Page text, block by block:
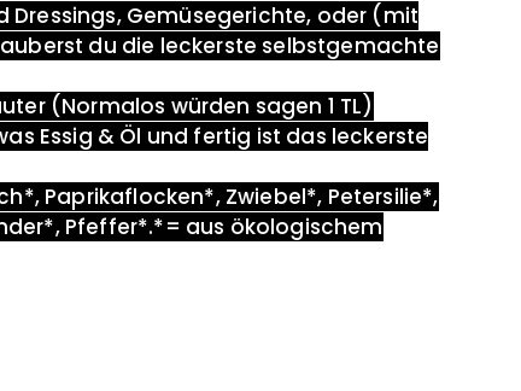
Dressings, Gemüsegerichte, oder (mit
du die leckerste selbstgemachte
(Normalos würden sagen 1 TL)
Essig & Öl und fertig ist das leckerste
Paprikaflocken*, Zwiebel*, Petersilie*,
Pfeffer*.*= aus ökologischem